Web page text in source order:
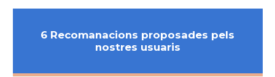
6 Recomanacions proposades pels
nostres usuaris